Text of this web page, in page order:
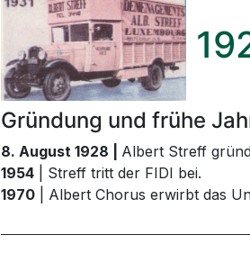
Gründung und frühe
8. August 1928 | Albert Streff
1954 | Streff tritt der FIDI bei.
1970 | Albert Chorus erwirbt das